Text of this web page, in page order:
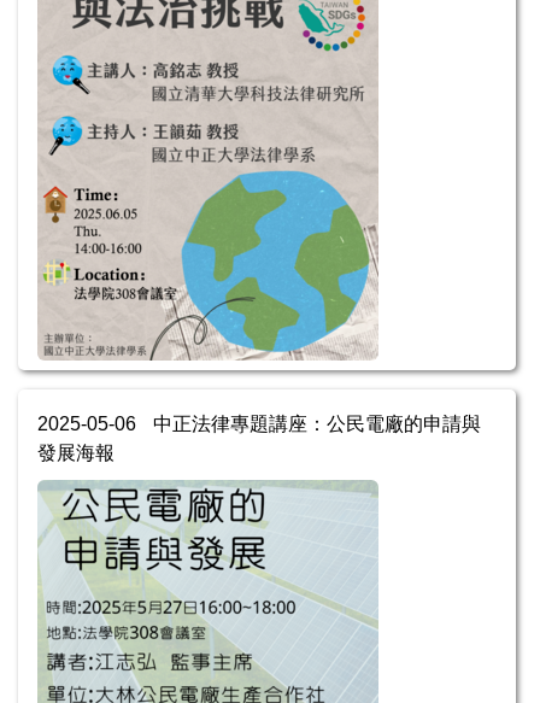
2025-05-06
中正法律專題講座：公民電廠的申請與
發展海報